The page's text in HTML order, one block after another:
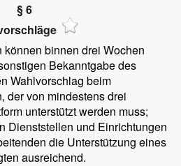
§ 6
können binnen drei Wochen
Bekanntgabe des
Wahlvorschlag beim
der von mindestens drei
unterstützt werden muss;
Dienststellen und Einrichtungen
die Unterstützung eines
ausreichend.